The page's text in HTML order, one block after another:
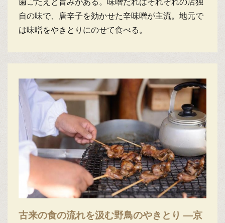
歯ごたえと旨みがある。味噌だれはそれぞれの店独
自の味で、唐辛子を効かせた辛味噌が主流。地元で
は味噌をやきとりにのせて食べる。
古来の食の流れを汲む野鳥のやきとり ―京